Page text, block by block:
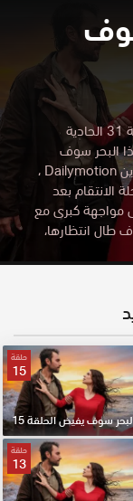
مشاهدة مسلسل هذا البحر سوف يفيض الحلقة 31 الحادية
تحميل الحلقة 31 من هذا البحر سوف
،
الانتقام بعد
مواجهة كبرى مع
طال انتظارها،
حلقة
15
سوف يفيض الحلقة 15
حلقة
13